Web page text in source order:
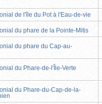
de l'île du Pot à l'Eau-de-vie
du phare de la Pointe-Mitis
du phare du Cap-au-
du Phare-de-l'Île-Verte
du Phare-du-Cap-de-la-